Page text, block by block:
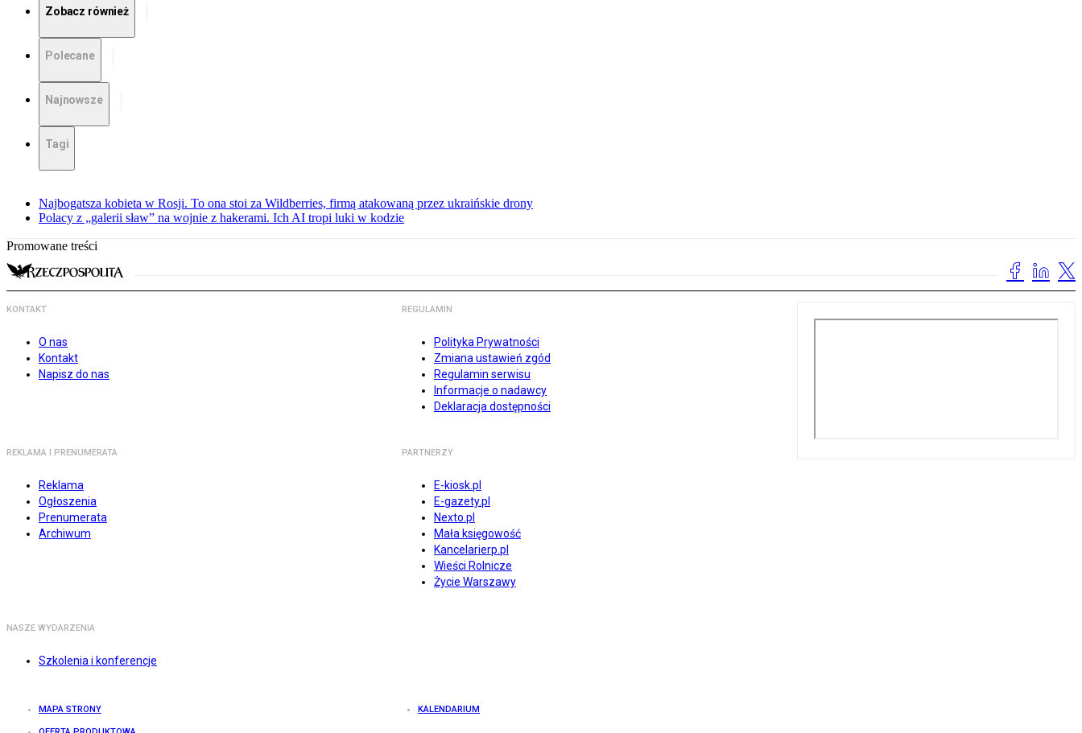
Zobacz również
Polecane
Najnowsze
Tagi
Najbogatsza kobieta w Rosji. To ona stoi za Wildberries, firmą atakowaną przez ukraińskie drony
Polacy z „galerii sław” na wojnie z hakerami. Ich AI tropi luki w kodzie
Promowane treści
KONTAKT
O nas
Kontakt
Napisz do nas
REGULAMIN
Polityka Prywatności
Zmiana ustawień zgód
Regulamin serwisu
Informacje o nadawcy
Deklaracja dostępności
REKLAMA I PRENUMERATA
Reklama
Ogłoszenia
Prenumerata
Archiwum
PARTNERZY
E-kiosk.pl
E-gazety.pl
Nexto.pl
Mała księgowość
Kancelarierp.pl
Wieści Rolnicze
Życie Warszawy
NASZE WYDARZENIA
Szkolenia i konferencje
MAPA STRONY KALENDARIUM